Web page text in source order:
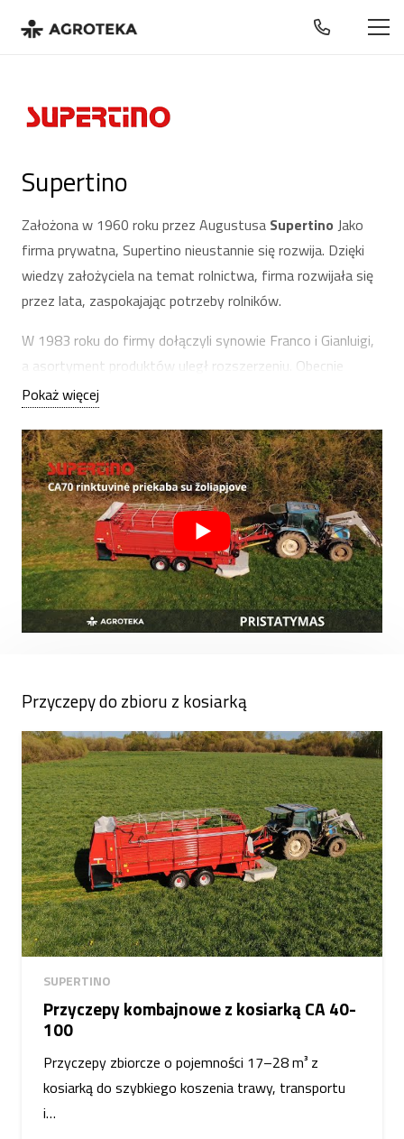
Supertino
Założona w 1960 roku przez Augustusa Supertino Jako
firma prywatna, Supertino nieustannie się rozwija. Dzięki
wiedzy założyciela na temat rolnictwa, firma rozwijała się
przez lata, zaspokajając potrzeby rolników.
W 1983 roku do firmy dołączyli synowie Franco i Gianluigi,
a asortyment produktów uległ rozszerzeniu. Obecnie
Supertino oferuje szeroką gamę maszyn ułatwiających
Pokaż więcej
Przyczepy do zbioru z kosiarką
SUPERTINO
Przyczepy kombajnowe z kosiarką CA 40-
100
Przyczepy zbiorcze o pojemności 17–28 m³ z
kosiarką do szybkiego koszenia trawy, transportu
i…